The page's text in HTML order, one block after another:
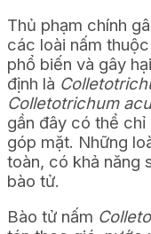
Thủ phạm chính
các loài nấm
phổ biến và gây
định là
Colletotrichum
gần đây có thể
góp mặt. Những
toàn, có khả năng
bào tử.
Bào tử nấm